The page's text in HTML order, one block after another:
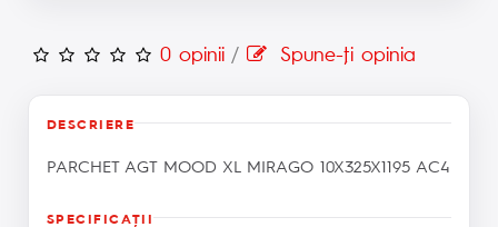
0 opinii / Spune-ţi opinia
DESCRIERE
PARCHET AGT MOOD XL MIRAGO 10X325X1195 AC4
SPECIFICAŢII